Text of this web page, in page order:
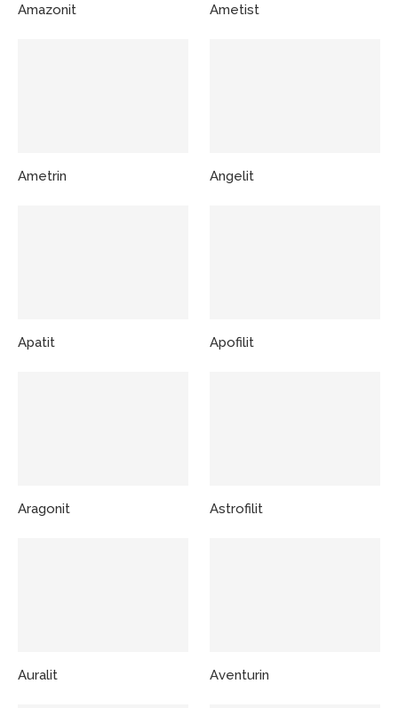
Amazonit Ametist
Ametrin Angelit
Apatit Apofilit
Aragonit Astrofilit
Auralit Aventurin